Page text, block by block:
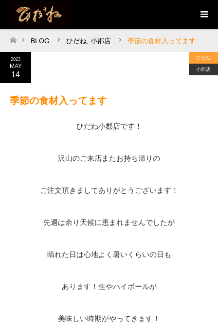
ホーム
BLOG ひだね 小郡店 季節の食材入ってます
2023
MAY
14
ひだね
小郡店
季節の食材入ってます
ひだね小郡店です！
沢山のご来店またお持ち帰りの
ご注文頂きましてありがとうございます！
先週は余り天候に恵まれませんでしたが
晴れた日は心地よく暑いくらいの日も
あります！生やハイボールが
美味しい時期がやってきます！